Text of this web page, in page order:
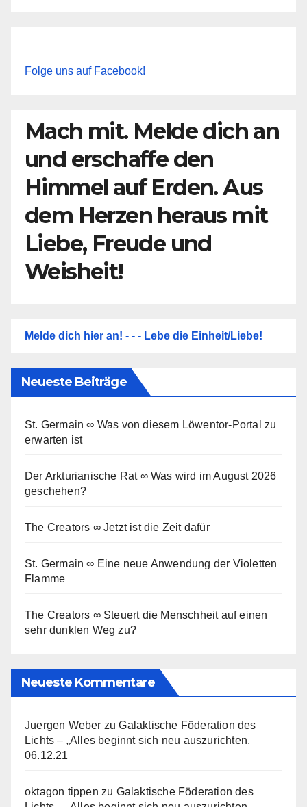
Folge uns auf Facebook!
Mach mit. Melde dich an
und erschaffe den
Himmel auf Erden. Aus
dem Herzen heraus mit
Liebe, Freude und
Weisheit!
Melde dich hier an! - - - Lebe die Einheit/Liebe!
Neueste Beiträge
St. Germain ∞ Was von diesem Löwentor-Portal zu
erwarten ist
Der Arkturianische Rat ∞ Was wird im August 2026
geschehen?
The Creators ∞ Jetzt ist die Zeit dafür
St. Germain ∞ Eine neue Anwendung der Violetten
Flamme
The Creators ∞ Steuert die Menschheit auf einen
sehr dunklen Weg zu?
Neueste Kommentare
Juergen Weber zuGalaktische Föderation des
Lichts – „Alles beginnt sich neu auszurichten,
06.12.21
oktagon tippen zu Galaktische Föderation des